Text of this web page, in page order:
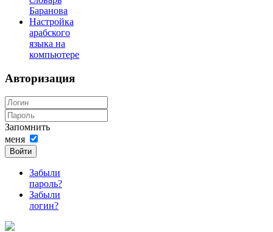
Баранова
Настройка
арабского
языка на
компьютере
Авторизация
Запомнить
меня
Войти
Забыли
пароль?
Забыли
логин?